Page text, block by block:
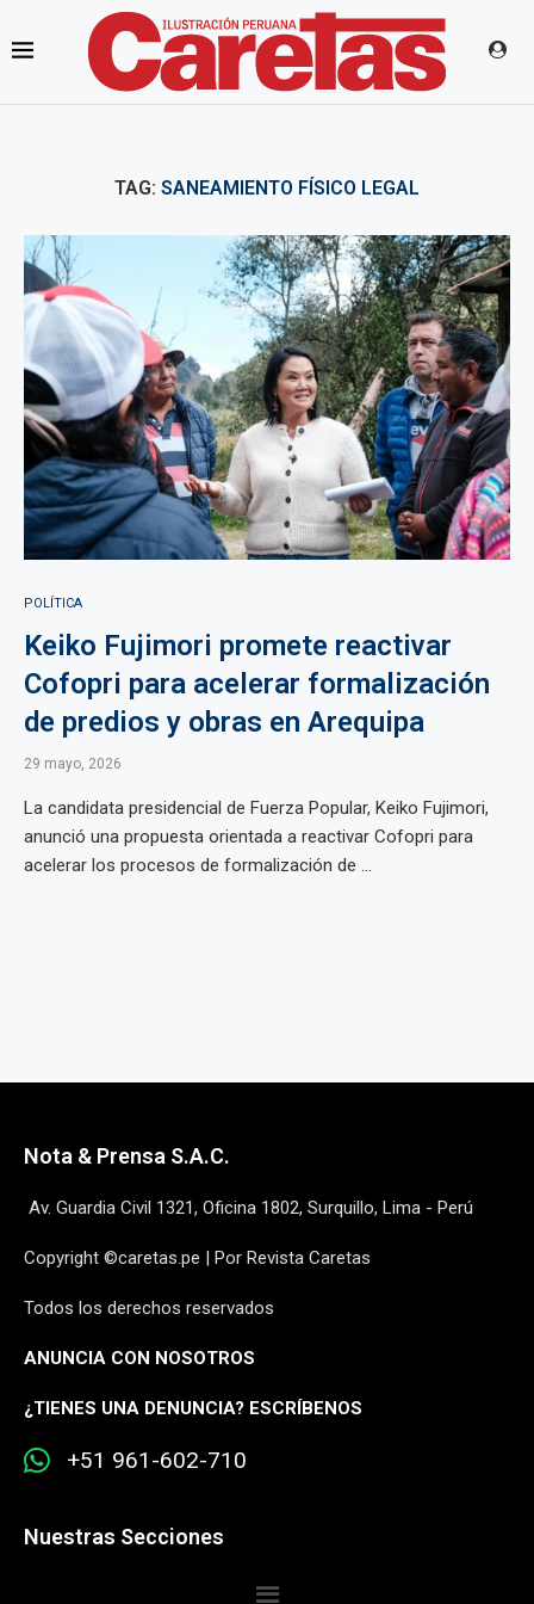
TAG: SANEAMIENTO FÍSICO LEGAL
POLÍTICA
Keiko Fujimori promete reactivar
Cofopri para acelerar formalización
de predios y obras en Arequipa
29 mayo, 2026
La candidata presidencial de Fuerza Popular, Keiko Fujimori,
anunció una propuesta orientada a reactivar Cofopri para
acelerar los procesos de formalización de ...
Nota & Prensa S.A.C.
Av. Guardia Civil 1321, Oficina 1802, Surquillo, Lima - Perú
Copyright ©caretas.pe | Por Revista Caretas
Todos los derechos reservados
ANUNCIA CON NOSOTROS
¿TIENES UNA DENUNCIA? ESCRÍBENOS
+51 961-602-710
Nuestras Secciones